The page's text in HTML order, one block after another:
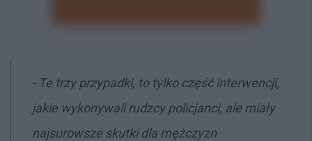
- Te trzy przypadki, to tylko część interwencji,
jakie wykonywali rudzcy policjanci, ale miały
najsurowsze skutki dla mężczyzn